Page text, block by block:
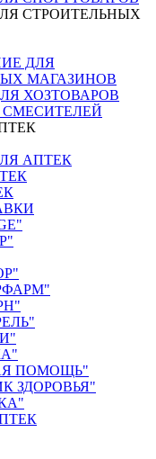
СТРОИТЕЛЬНЫХ
ДЛЯ
МАГАЗИНОВ
ХОЗТОВАРОВ
АПТЕК
ПОМОЩЬ"
ЗДОРОВЬЯ"